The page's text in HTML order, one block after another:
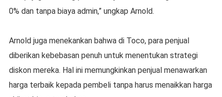
0% dan tanpa biaya admin,” ungkap Arnold.
Arnold juga menekankan bahwa di Toco, para penjual
diberikan kebebasan penuh untuk menentukan strategi
diskon mereka. Hal ini memungkinkan penjual menawarkan
harga terbaik kepada pembeli tanpa harus menaikkan harga